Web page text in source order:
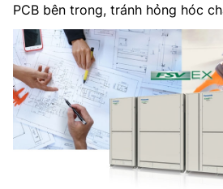
PCB bên trong, tránh hỏng hóc